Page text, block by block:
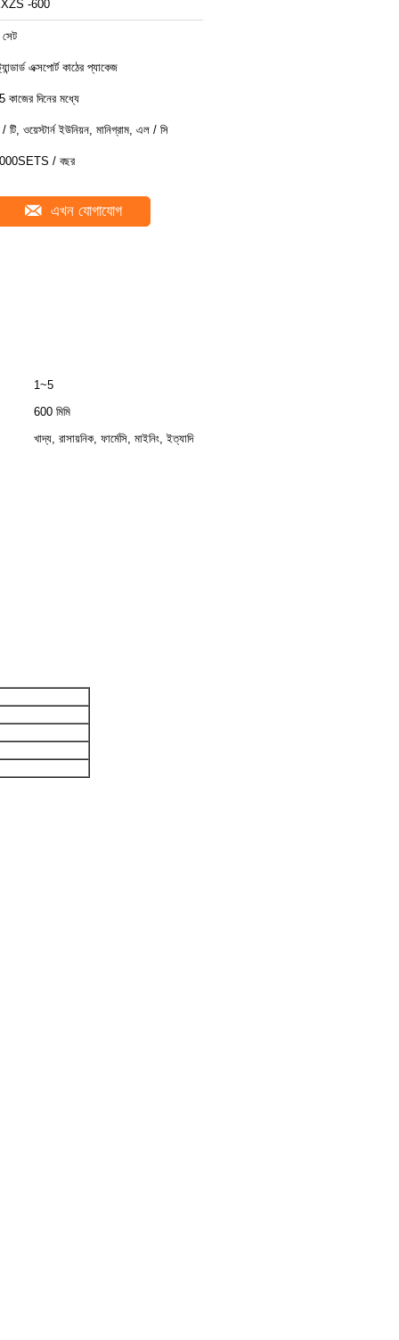
-600
এক্সপোর্ট কাঠের প্যাকেজ
কাজের দিনের মধ্যে
/ টি, ওয়েস্টার্ন ইউনিয়ন, মানিগ্রাম, এল / সি
/ বছর
এখন যোগাযোগ
1~5
600 মিমি
খাদ্য, রাসায়নিক, ফার্মেসি, মাইনিং, ইত্যাদি